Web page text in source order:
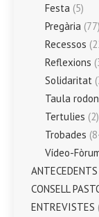
Festa (5)
Pregària (77)
Recessos
Reflexions
Solidaritat
Taula
Tertulies (2)
Trobades
Vídeo-
CONSELL
ENTREVISTES